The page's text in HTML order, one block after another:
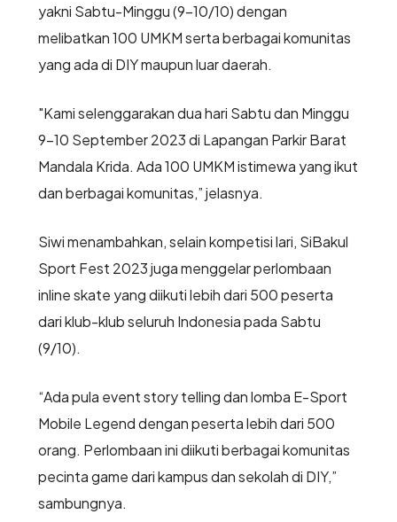
yakni Sabtu-Minggu (9-10/10) dengan
melibatkan 100 UMKM serta berbagai komunitas
yang ada di DIY maupun luar daerah.
"Kami selenggarakan dua hari Sabtu dan Minggu
9-10 September 2023 di Lapangan Parkir Barat
Mandala Krida. Ada 100 UMKM istimewa yang ikut
dan berbagai komunitas,” jelasnya.
Siwi menambahkan, selain kompetisi lari, SiBakul
Sport Fest 2023 juga menggelar perlombaan
inline skate yang diikuti lebih dari 500 peserta
dari klub-klub seluruh Indonesia pada Sabtu
(9/10).
“Ada pula event story telling dan lomba E-Sport
Mobile Legend dengan peserta lebih dari 500
orang. Perlombaan ini diikuti berbagai komunitas
pecinta game dari kampus dan sekolah di DIY,”
sambungnya.